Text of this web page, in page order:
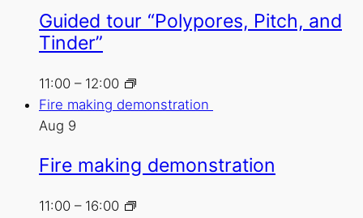
Guided tour “Polypores, Pitch, and
Tinder”
11:00 – 12:00
Fire making demonstration
Aug 9
Fire making demonstration
11:00 – 16:00